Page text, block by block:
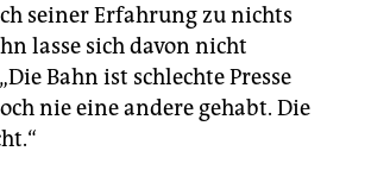
seiner Erfahrung zu nichts
lasse sich davon nicht
Bahn ist schlechte Presse
nie eine andere gehabt. Die